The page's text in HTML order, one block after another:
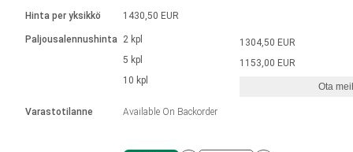
Yksikköjärjestelmä
Solenoidit
integroitu ohjain
Ø 28-42| 1-1400 rpm | <= 290 Ncm
Harjattomat tasavirtamoottorien
Harjatut DC-moottorin ajurit
DPWM-sarja
Askelmoottorien ajurit
Synchronous-Asynchronous | 1-4 toimilaitteelle
Synchronous-Asynchronous | 1-4 toimilaitteelle
Français (EUR)
Hinta per yksikkö
Paljousalennushinta
Varastotilanne
1430,50 EUR
2 kpl
5 kpl
10 kpl
Available On Backorder
1304,50 EUR
1153,00 EUR
Ota